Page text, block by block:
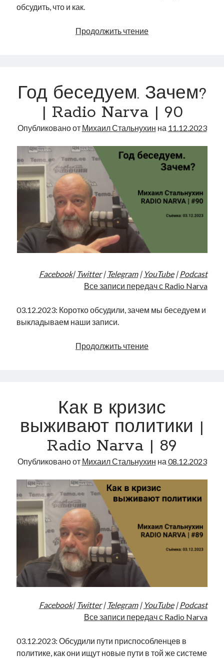
обсудить, что и как.
Продолжить чтениеО
Narva
91
Год беседуем. Зачем?
| Radio Narva | 90
Опубликовано от Михаил Стальнухин на 11.12.2023
Facebook| Twitter| Telegram| YouTube| Podcast
Все записи передач с Radio Narva
03.12.2023: Коротко обсудили, зачем мы беседуем и
выкладываем наши записи.
Продолжить чтениеГод
Narva
90
Как в кризис
выживают политики |
Radio Narva | 89
Опубликовано от Михаил Стальнухин на 08.12.2023
Facebook| Twitter| Telegram| YouTube| Podcast
Все записи передач с Radio Narva
03.12.2023: Обсудили пути приспособленцев в
политике, как они ищут новые пути в той же системе